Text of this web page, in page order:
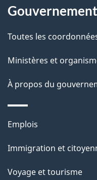
t
a
l
s
l
a
propos
ce
site
Toutes les
Ministères et
À propos du
Thèmes
sujets
Emplois
Immigration et
Voyage et tourisme